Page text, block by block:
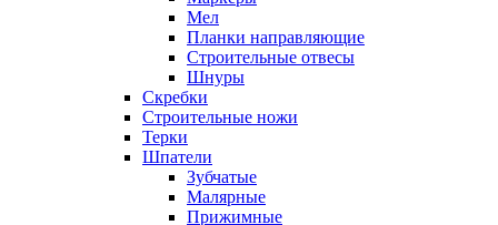
Мел
Планки направляющие
Строительные отвесы
Шнуры
Скребки
Строительные ножи
Терки
Шпатели
Зубчатые
Малярные
Прижимные